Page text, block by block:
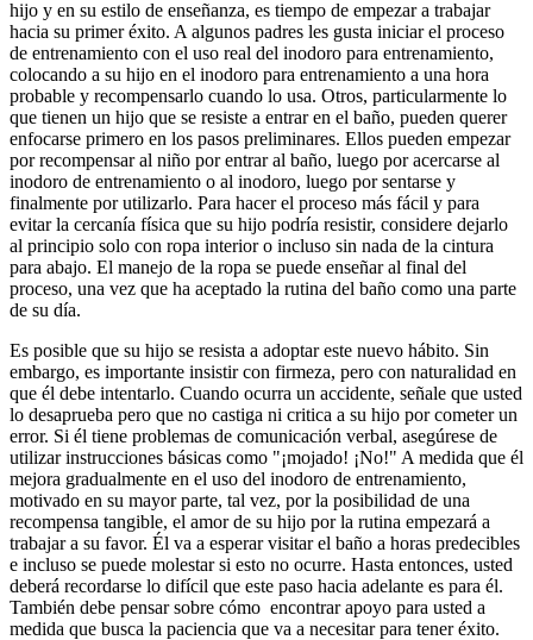
hijo y en su estilo de enseñanza, es tiempo de empezar a trabajar
hacia su primer éxito. A algunos padres les gusta iniciar el proceso
de entrenamiento con el uso real del inodoro para entrenamiento,
colocando a su hijo en el inodoro para entrenamiento a una hora
probable y recompensarlo cuando lo usa. Otros, particularmente lo
que tienen un hijo que se resiste a entrar en el baño, pueden querer
enfocarse primero en los pasos preliminares. Ellos pueden empezar
por recompensar al niño por entrar al baño, luego por acercarse al
inodoro de entrenamiento o al inodoro, luego por sentarse y
finalmente por utilizarlo. Para hacer el proceso más fácil y para
evitar la cercanía física que su hijo podría resistir, considere dejarlo
al principio solo con ropa interior o incluso sin nada de la cintura
para abajo. El manejo de la ropa se puede enseñar al final del
proceso, una vez que ha aceptado la rutina del baño como una parte
de su día.
Es posible que su hijo se resista a adoptar este nuevo hábito. Sin
embargo, es importante insistir con firmeza, pero con naturalidad en
que él debe intentarlo. Cuando ocurra un accidente, señale que usted
lo desaprueba pero que no castiga ni critica a su hijo por cometer un
error. Si él tiene problemas de comunicación verbal, asegúrese de
utilizar instrucciones básicas como "¡mojado! ¡No!" A medida que él
mejora gradualmente en el uso del inodoro de entrenamiento,
motivado en su mayor parte, tal vez, por la posibilidad de una
recompensa tangible, el amor de su hijo por la rutina empezará a
trabajar a su favor. Él va a esperar visitar el baño a horas predecibles
e incluso se puede molestar si esto no ocurre. Hasta entonces, usted
deberá recordarse lo difícil que este paso hacia adelante es para él.
También debe pensar sobre cómo encontrar apoyo para usted a
medida que busca la paciencia que va a necesitar para tener éxito.